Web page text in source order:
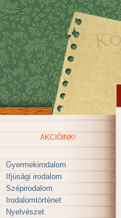
AKCIÓINK!
Gyermekirodalom
Ifjúsági irodalom
Szépirodalom
Irodalomtörténet
Nyelvészet